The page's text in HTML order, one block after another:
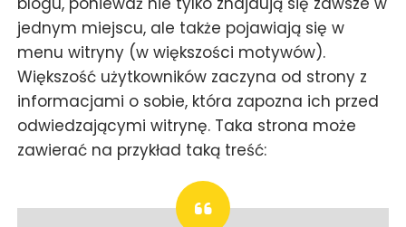
jednym miejscu, ale także pojawiają się w
menu witryny (w większości motywów).
Większość użytkowników zaczyna od strony z
informacjami o sobie, która zapozna ich przed
odwiedzającymi witrynę. Taka strona może
zawierać na przykład taką treść: